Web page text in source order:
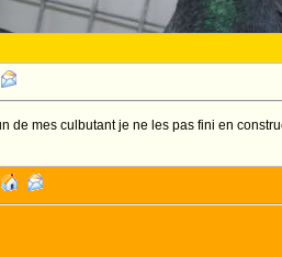
de mes culbutant je ne les pas fini en